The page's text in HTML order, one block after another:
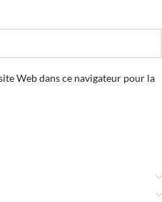
Web dans ce navigateur pour la